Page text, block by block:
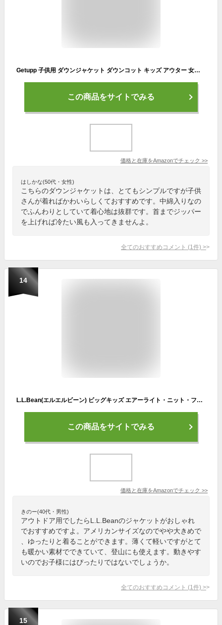
Getupp 子供用 ダウンジャケット ダウンコット キッズ アウター 女の子 男の子 子供服 綿コート 帽子付き 厚手 防寒 暖かい アウターウエア 男女兼用 キッズ服 綿服 登山 防風 旅行 秋 冬 100-160cm (ブラック,110cm)
この商品をサイトでみる
価格と在庫をAmazonでチェック >>
はしかな(50代・女性)
こちらのダウンジャケットは、とてもシンプルですが子供
さんが着ればかわいらしくておすすめです。中綿入りなの
でふんわりとしていて着心地は抜群です。首までジッパー
を上げれば冷たい風も入ってきませんよ。
全てのおすすめコメント (1 件) >
14
L.L.Bean(エルエルビーン) ビッグキッズ エアーライト・ニット・フルジップ・フーディ Lサイズ パープル Royal Plum １００００３４０９１
この商品をサイトでみる
価格と在庫をAmazonでチェック >>
きのー(40代・男性)
アウトドア用でしたらL.L.Beanのジャケットがおしゃれ
でおすすめですよ。アメリカンサイズなのでやや大きめで
、ゆったりと着ることができます。薄くて軽いですがとて
も暖かい素材でできていて、登山にも使えます。動きやす
いのでお子様にはぴったりではないでしょうか。
全てのおすすめコメント (1 件) >
15